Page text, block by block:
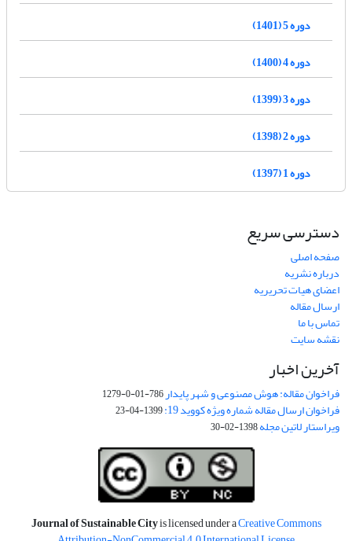
دوره 5 (1401)
دوره 4 (1400)
دوره 3 (1399)
دوره 2 (1398)
دوره 1 (1397)
دسترسی سریع
صفحه اصلی
درباره نشریه
اعضای هیات تحریریه
ارسال مقاله
تماس با ما
نقشه سایت
آخرین اخبار
فراخوان مقاله: هوش مصنوعی و شهر پایدار786-01-0-1279
فراخوان ارسال مقاله شماره ویژه کووید 19: 1399-04-23
ویراستار لاتین مجله1398-02-30
Journal of Sustainable Cityis licensed under aCreative Commons